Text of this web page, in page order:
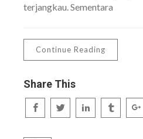
terjangkau. Sementara
Continue Reading
Share This